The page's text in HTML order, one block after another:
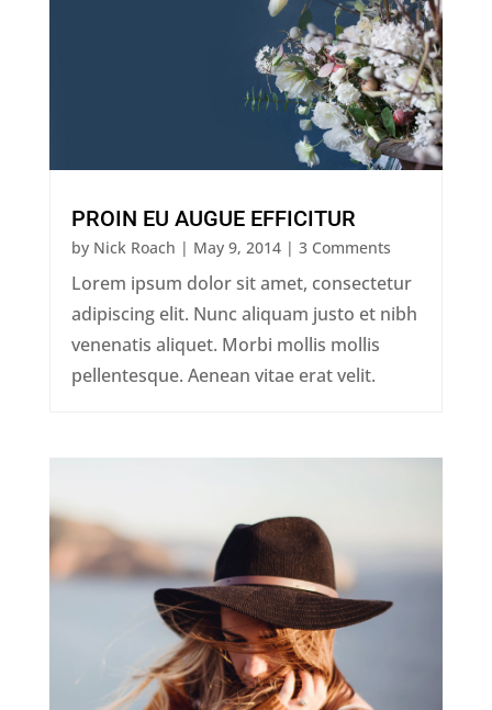
PROIN EU AUGUE EFFICITUR
by Nick Roach | May 9, 2014| 3 Comments
Lorem ipsum dolor sit amet, consectetur
adipiscing elit. Nunc aliquam justo et nibh
venenatis aliquet. Morbi mollis mollis
pellentesque. Aenean vitae erat velit.